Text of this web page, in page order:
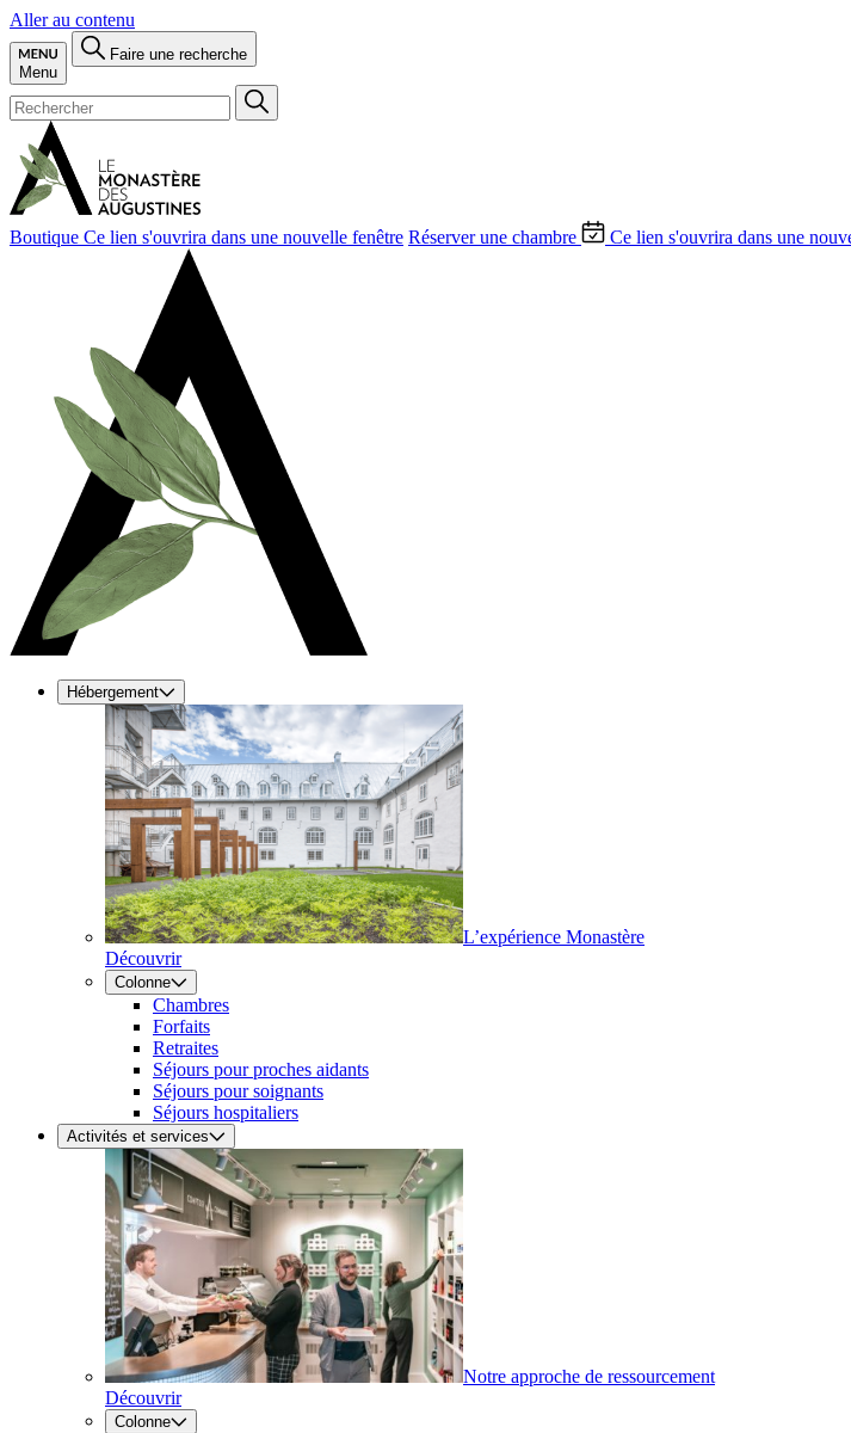
Aller au contenu
Menu
Faire une recherche
Boutique Ce lien s'ouvrira dans une nouvelle fenêtre Réserver une chambre Ce lien s'ouvrira dans une
Hébergement
L’expérience Monastère
Découvrir
Colonne
Chambres
Forfaits
Retraites
Séjours pour proches aidants
Séjours pour soignants
Séjours hospitaliers
Activités et services
Notre approche de ressourcement
Découvrir
Colonne